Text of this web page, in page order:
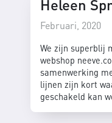
Heleen
Februari, 2020
We zijn superblij
webshop
samenwerking
lijnen zijn kort
geschakeld kan